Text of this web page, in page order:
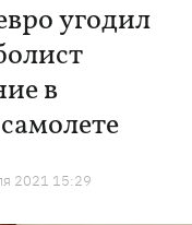
угодил
в
2021 15:29